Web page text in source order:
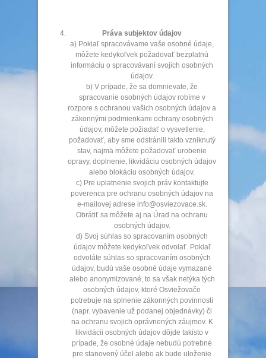
Práva subjektov údajov
a) Pokiaľ spracovávame vaše osobné údaje,
môžete kedykoľvek požadovať bezplatnú
informáciu o spracovávaní svojich osobných
údajov.
b) V prípade, že sa domnievate, že
spracovanie osobných údajov robíme v
rozpore s ochranou vašich osobných údajov a
zákonnými podmienkami ochrany osobných
údajov, môžete požiadať o vysvetlenie,
požadovať, aby sme odstránili takto vzniknutý
stav, najmä môžete požadovať urobenie
opravy, doplnenie, likvidáciu osobných údajov
alebo blokáciu osobných údajov.
c) Pre uplatnenie svojich práv kontaktujte
poverenca pre ochranu osobných údajov na
e-mailovej adrese info@osviezovace.sk.
Obrátiť sa môžete aj na Úrad na ochranu
osobných údajov.
d) Svoj súhlas so spracovaním osobných
údajov môžete kedykoľvek odvolať. Pokiaľ
odvoláte súhlas so spracovaním osobných
údajov, budú vaše osobné údaje vymazané
alebo anonymizované, to sa však netýka tých
osobných údajov, ktoré Osviežovače
potrebuje na splnenie zákonných povinností
(napr. vybavenie už podanej objednávky) či
na ochranu svojich oprávnených záujmov. K
likvidácii osobných údajov dôjde takisto v
prípade, že osobné údaje nebudú potrebné
pre stanovený účel alebo ak bude uloženie